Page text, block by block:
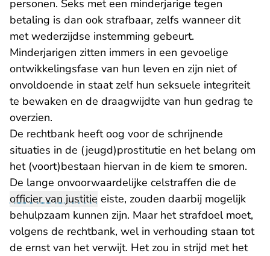
personen. Seks met een minderjarige tegen
betaling is dan ook strafbaar, zelfs wanneer dit
met wederzijdse instemming gebeurt.
Minderjarigen zitten immers in een gevoelige
ontwikkelingsfase van hun leven en zijn niet of
onvoldoende in staat zelf hun seksuele integriteit
te bewaken en de draagwijdte van hun gedrag te
overzien.
De rechtbank heeft oog voor de schrijnende
situaties in de (jeugd)prostitutie en het belang om
het (voort)bestaan hiervan in de kiem te smoren.
De lange onvoorwaardelijke celstraffen die de
officier van justitie eiste, zouden daarbij mogelijk
behulpzaam kunnen zijn. Maar het strafdoel moet,
volgens de rechtbank, wel in verhouding staan tot
de ernst van het verwijt. Het zou in strijd met het